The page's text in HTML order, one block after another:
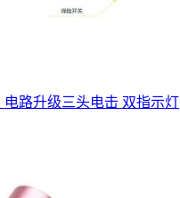
路升级三头电击 双指示灯